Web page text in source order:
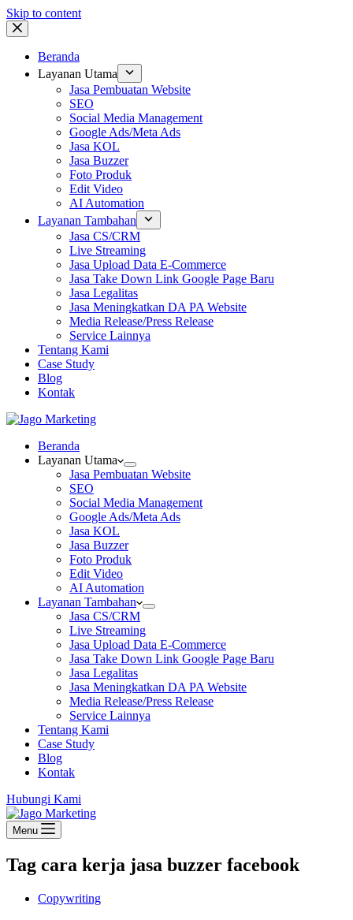
Skip to content
Beranda
Layanan Utama
Jasa Pembuatan Website
SEO
Social Media Management
Google Ads/Meta Ads
Jasa KOL
Jasa Buzzer
Foto Produk
Edit Video
AI Automation
Layanan Tambahan
Jasa CS/CRM
Live Streaming
Jasa Upload Data E-Commerce
Jasa Take Down Link Google Page Baru
Jasa Legalitas
Jasa Meningkatkan DA PA Website
Media Release/Press Release
Service Lainnya
Tentang Kami
Case Study
Blog
Kontak
Beranda
Layanan Utama
Jasa Pembuatan Website
SEO
Social Media Management
Google Ads/Meta Ads
Jasa KOL
Jasa Buzzer
Foto Produk
Edit Video
AI Automation
Layanan Tambahan
Jasa CS/CRM
Live Streaming
Jasa Upload Data E-Commerce
Jasa Take Down Link Google Page Baru
Jasa Legalitas
Jasa Meningkatkan DA PA Website
Media Release/Press Release
Service Lainnya
Tentang Kami
Case Study
Blog
Kontak
Hubungi Kami
Menu
Tag cara kerja jasa buzzer facebook
Copywriting